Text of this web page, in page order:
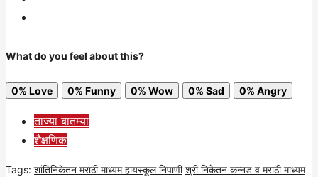
What do you feel about this?
0% Love 0% Funny 0% Wow 0% Sad 0% Angry
ताज्या बातम्या
शैक्षणिक
Tags: शांतिनिकेतन मराठी माध्यम हायस्कूल निपाणी श्री निकेतन कन्नड व मराठी माध्यम